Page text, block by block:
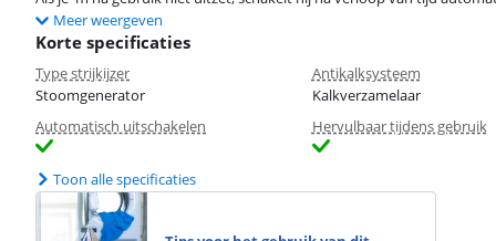
Meer weergeven
Korte specificaties
Type strijkijzer
Stoomgenerator
Antikalksysteem
Kalkverzamelaar
Automatisch uitschakelen
Hervulbaar tijdens gebruik
Toon alle specificaties